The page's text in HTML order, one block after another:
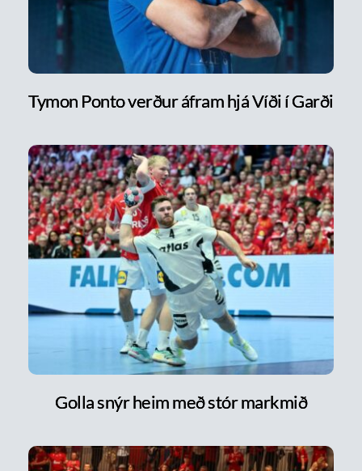
Tymon Ponto verður áfram hjá Víði í Garði
Golla snýr heim með stór markmið